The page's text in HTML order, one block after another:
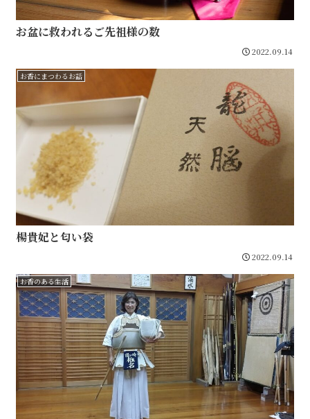
お盆に救われるご先祖様の数
2022.09.14
お香にまつわるお話
楊貴妃と匂い袋
2022.09.14
お香のある生活